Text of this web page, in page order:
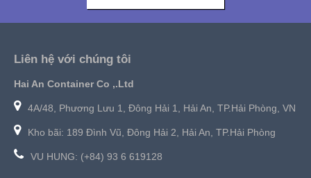
Liên hệ với chúng tôi
Hai An Container Co ,.Ltd
4A/48, Phương Lưu 1, Đông Hải 1, Hải An, TP.Hải Phòng, VN
Kho bãi: 189 Đình Vũ, Đông Hải 2, Hải An, TP.Hải Phòng
VU HUNG: (+84) 93 6 619128